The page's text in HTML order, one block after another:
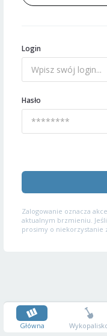
Login
Hasło
Zalogowanie oznacza
aktualnym brzmieniu.
prosimy o niekorzystanie
Główna